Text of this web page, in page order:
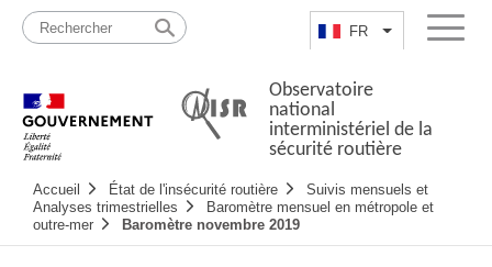
Passer
contenu
FR Lister lesMenu
Observatoire
national
interministériel de la
sécurité routière
principale
Accueil État de l'insécurité routière
Suivis mensuels et
Analyses trimestrielles
Baromètre mensuel en métropole et
outre-mer
Baromètre novembre 2019